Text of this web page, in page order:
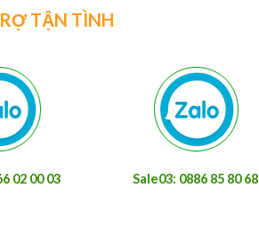
TẬN TÌNH
02 00 03 Sale03: 0886 85 80 68